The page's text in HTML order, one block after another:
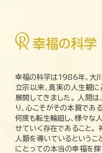
幸福の科学は1986年、大
立宗以来、真実の人生観に
展開してきました。 人間
り、心こそがその本質であ
何度も転生輪廻し、様々な
せていく存在であること。
人類を導いているというこ
にとっての本当の幸福を